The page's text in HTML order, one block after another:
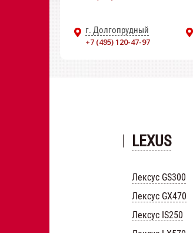
г. Долгопрудный
+7 (495) 120-47-97
LEXUS
Лексус GS300
Лексус GX470
Лексус IS250